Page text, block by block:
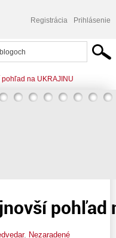
Registrácia Prihlásenie
na UKRAJINU
pohľad
, Nezaradené